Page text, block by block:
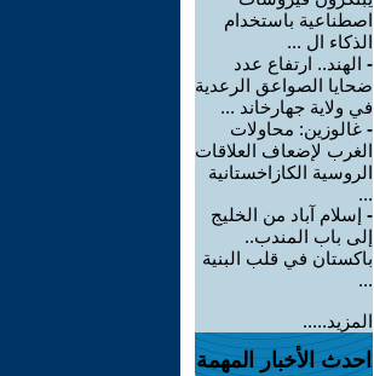
اصطناعية باستخدام
الذكاء ال ...
- الهند.. ارتفاع عدد
ضحايا الصواعق الرعدية
في ولاية جهارخاند ...
- غالوزين: محاولات
الغرب لإضعاف العلاقات
الروسية الكازاخستانية
...
- إسلام آباد من الخليج
إلى باب المندب..
باكستان في قلب البنية
...
المزيد.....
احدث الأخبار المهمة